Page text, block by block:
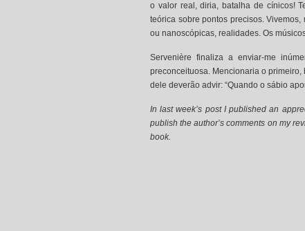
o valor real, diria, batalha de cínicos!
teórica sobre pontos precisos.
ou nanoscópicas, realidades. Os
Servenière finaliza a enviar-me
preconceituosa. Mencionaria o
dele deverão advir: “Quando o sábio
In last week’s post I published an
publish the author’s comments on my
book.